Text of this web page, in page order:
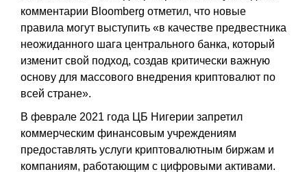
комментарии Bloomberg отметил, что новые
правила могут выступить «в качестве предвестника
неожиданного шага центрального банка, который
изменит свой подход, создав критически важную
основу для массового внедрения криптовалют по
всей стране».
В феврале 2021 года ЦБ Нигерии запретил
коммерческим финансовым учреждениям
предоставлять услуги криптовалютным биржам и
компаниям, работающим с цифровыми активами.